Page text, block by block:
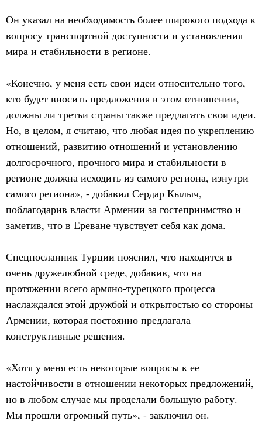
Он указал на необходимость более широкого подхода к
вопросу транспортной доступности и установления
мира и стабильности в регионе.
«Конечно, у меня есть свои идеи относительно того,
кто будет вносить предложения в этом отношении,
должны ли третьи страны также предлагать свои идеи.
Но, в целом, я считаю, что любая идея по укреплению
отношений, развитию отношений и установлению
долгосрочного, прочного мира и стабильности в
регионе должна исходить из самого региона, изнутри
самого региона», - добавил Сердар Кылыч,
поблагодарив власти Армении за гостеприимство и
заметив, что в Ереване чувствует себя как дома.
Спецпосланник Турции пояснил, что находится в
очень дружелюбной среде, добавив, что на
протяжении всего армяно-турецкого процесса
наслаждался этой дружбой и открытостью со стороны
Армении, которая постоянно предлагала
конструктивные решения.
«Хотя у меня есть некоторые вопросы к ее
настойчивости в отношении некоторых предложений,
но в любом случае мы проделали большую работу.
Мы прошли огромный путь», - заключил он.